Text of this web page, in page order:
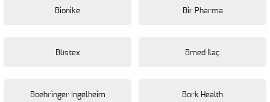
Bi̇oni̇ke Bi̇r Pharma
Blistex Bmed İlaç
Boehri̇nger Ingelhei̇m Bork Health